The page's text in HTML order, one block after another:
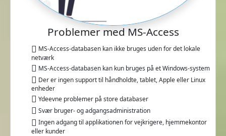
Problemer med MS-Access
MS-Access-databasen kan ikke bruges uden for det lokale
netværk
MS-Access-databasen kan kun bruges på et Windows-system
Der er ingen support til håndholdte, tablet, Apple eller Linux
enheder
Ydeevne problemer på store databaser
Svær bruger- og adgangsadministration
Ingen adgang til applikationen for vejkrigere, hjemmekontor
eller kunder